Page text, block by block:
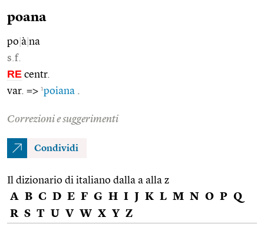
poana
po à na
s.f.
RE centr.
var. => 1poiana
Correzioni e suggerimenti
Condividi
Il dizionario di italiano dalla a alla z
A B C D E F G H I J K L M N O P Q
R S T U V W X Y Z